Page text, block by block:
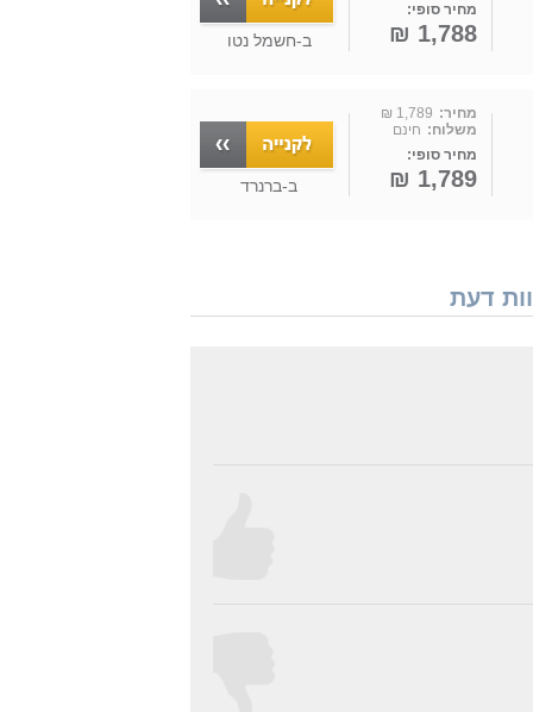
מחיר סופי:
1,788 ₪ ב-חשמל נטו
מחיר: 1,789 ₪
משלוח: חינם
מחיר סופי:
1,789 ₪ ב-ברנרד